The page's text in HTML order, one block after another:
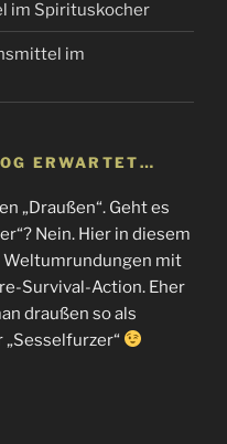
im Spirituskocher
im
ERWARTET…
„Draußen“. Geht es
Nein. Hier in diesem
Weltumrundungen mit
Survival-Action. Eher
draußen so als